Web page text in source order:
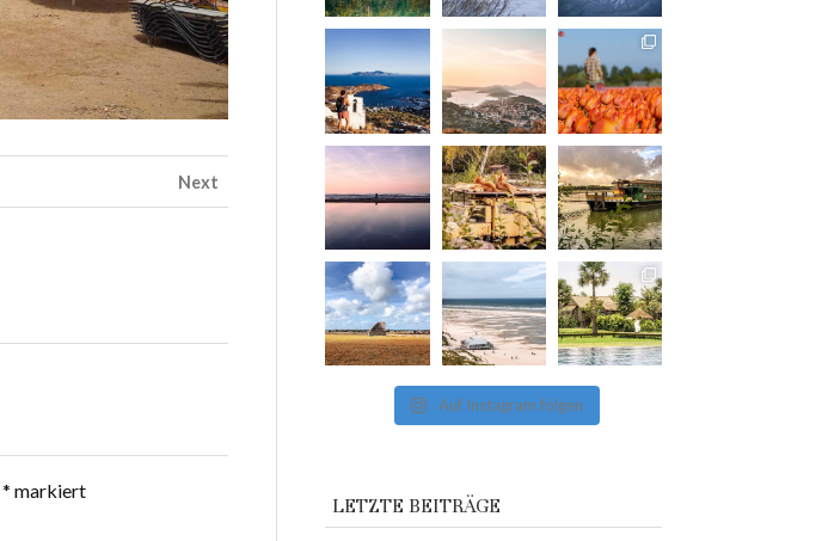
Next
* markiert
Auf Instagram folgen
LETZTE BEITRÄGE